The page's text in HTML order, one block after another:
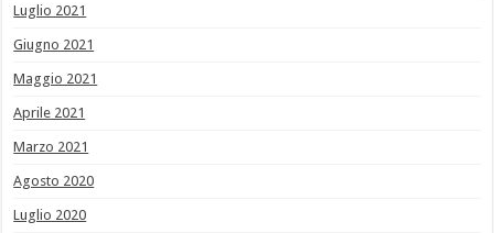
Luglio 2021
Giugno 2021
Maggio 2021
Aprile 2021
Marzo 2021
Agosto 2020
Luglio 2020